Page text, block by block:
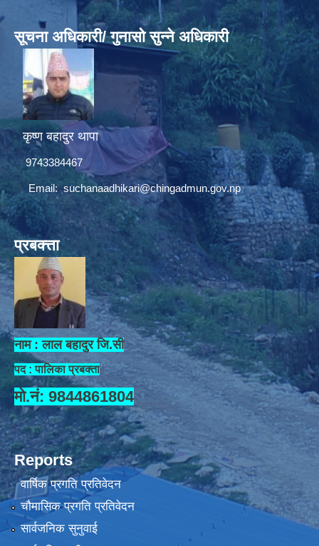
सूचना अधिकारी/ गुनासो सुन्ने अधिकारी
कृष्ण बहादुर थापा
9743384467
Email:suchanaadhikari@chingadmun.gov.np
प्रबक्त्ता
नाम : लाल बहादुर जि.सी
पद : पालिका प्रबक्ता
मो.नं: 9844861804
Reports
वार्षिक प्रगति प्रतिवेदन
चौमासिक प्रगति प्रतिवेदन
सार्वजनिक सुनुवाई